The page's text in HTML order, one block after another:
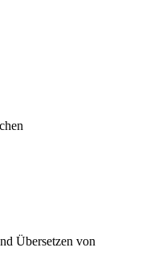
Übersetzen von